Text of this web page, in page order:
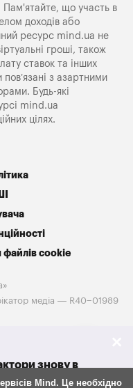
знову в
до
Пам'ятайте, що участь в
доходів або
ресурс mind.ua не
гроші, також
ставок та інших
пов’язані з азартними
Будь-які
mind.ua
цілях.
файлів cookie
медіа — R40−01989
Mind. Це необхідно